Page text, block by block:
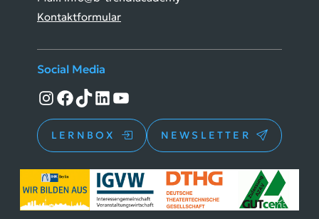
Kontaktformular
Social Media
Instagram
Facebook
TikTokLinkedInYouTube
LERNBOX NEWSLETTER